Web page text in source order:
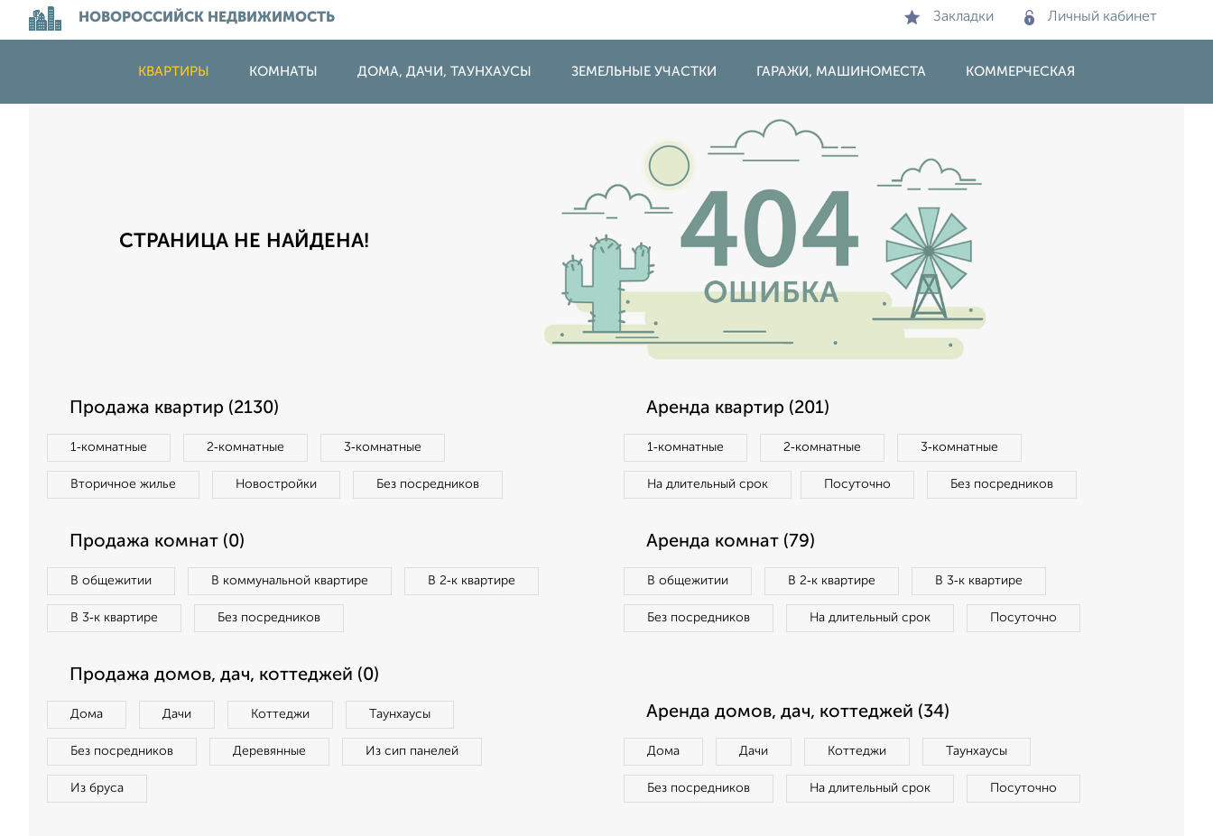
НОВОРОССИЙСК НЕДВИЖИМОСТЬ Закладки Личный кабинет
КВАРТИРЫ КОМНАТЫ ДОМА, ДАЧИ, ТАУНХАУСЫ ЗЕМЕЛЬНЫЕ УЧАСТКИ ГАРАЖИ, МАШИНОМЕСТА КОММЕРЧЕСКАЯ
СТРАНИЦА НЕ НАЙДЕНА!
Продажа квартир (2130)
1‑комнатные 2‑комнатные 3‑комнатные
Вторичное жилье Новостройки Без посредников
Аренда квартир (201)
1‑комнатные 2‑комнатные 3‑комнатные
На длительный срок Посуточно Без посредников
Продажа комнат (0)
В общежитии В коммунальной квартире В 2‑к квартире
В 3‑к квартире Без посредников
Аренда комнат (79)
В общежитии В 2‑к квартире В 3‑к квартире
Без посредников На длительный срок Посуточно
Продажа домов, дач, коттеджей (0)
Дома Дачи Коттеджи Таунхаусы
Без посредников Деревянные Из сип панелей
Из бруса
Аренда домов, дач, коттеджей (34)
Дома Дачи Коттеджи Таунхаусы
Без посредников На длительный срок Посуточно